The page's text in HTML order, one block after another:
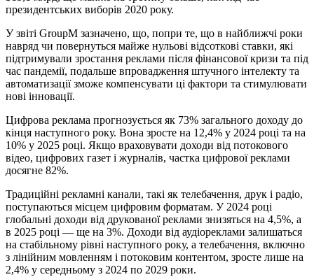
президентських виборів 2020 року.
У звіті GroupM зазначено, що, попри те, що в найближчі роки
навряд чи повернуться майже нульові відсоткові ставки, які
підтримували зростання реклами після фінансової кризи та під
час пандемії, подальше впровадження штучного інтелекту та
автоматизації зможе компенсувати ці фактори та стимулювати
нові інновації.
Цифрова реклама прогнозується як 73% загального доходу до
кінця наступного року. Вона зросте на 12,4% у 2024 році та на
10% у 2025 році. Якщо враховувати доходи від потокового
відео, цифрових газет і журналів, частка цифрової реклами
досягне 82%.
Традиційні рекламні канали, такі як телебачення, друк і радіо,
поступаються місцем цифровим форматам. У 2024 році
глобальні доходи від друкованої реклами знизяться на 4,5%, а
в 2025 році — ще на 3%. Доходи від аудіореклами залишаться
на стабільному рівні наступного року, а телебачення, включно
з лінійним мовленням і потоковим контентом, зросте лише на
2,4% у середньому з 2024 по 2029 роки.